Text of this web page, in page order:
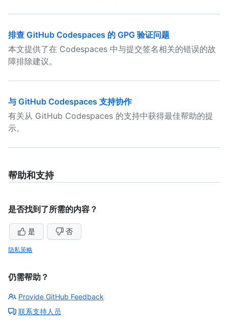
排查 GitHub Codespaces 的 GPG 验证问题
本文提供了在 Codespaces 中与提交签名相关的错误的故
障排除建议。
与 GitHub Codespaces 支持协作
有关从 GitHub Codespaces 的支持中获得最佳帮助的提
示。
帮助和支持
是否找到了所需的内容？
是 否
隐私策略
仍需帮助？
Provide GitHub Feedback
联系支持人员